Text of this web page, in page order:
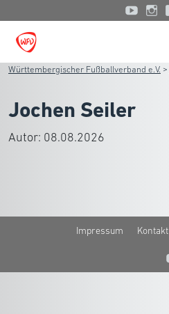
Württembergischer Fußballverband e.V. >
Jochen Seiler
Autor: 08.08.2026
Impressum Kontakt